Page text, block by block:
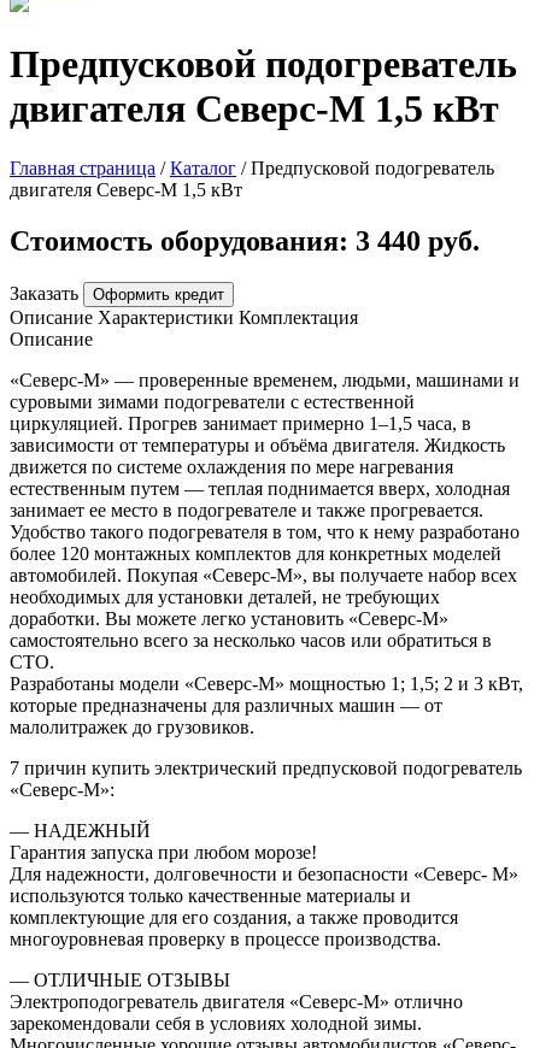
Предпусковой подогреватель
двигателя Северс-М 1,5 кВт
Главная страница / Каталог / Предпусковой подогреватель
двигателя Северс-М 1,5 кВт
Стоимость оборудования: 3 440 руб.
Заказать Оформить кредит
Описание Характеристики Комплектация
Описание
«Северс-М» — проверенные временем, людьми, машинами и
суровыми зимами подогреватели с естественной
циркуляцией. Прогрев занимает примерно 1–1,5 часа, в
зависимости от температуры и объёма двигателя. Жидкость
движется по системе охлаждения по мере нагревания
естественным путем — теплая поднимается вверх, холодная
занимает ее место в подогревателе и также прогревается.
Удобство такого подогревателя в том, что к нему разработано
более 120 монтажных комплектов для конкретных моделей
автомобилей. Покупая «Северс-М», вы получаете набор всех
необходимых для установки деталей, не требующих
доработки. Вы можете легко установить «Северс-М»
самостоятельно всего за несколько часов или обратиться в
СТО.
Разработаны модели «Северс-М» мощностью 1; 1,5; 2 и 3 кВт,
которые предназначены для различных машин — от
малолитражек до грузовиков.
7 причин купить электрический предпусковой подогреватель
«Северс-М»:
— НАДЕЖНЫЙ
Гарантия запуска при любом морозе!
Для надежности, долговечности и безопасности «Северс- М»
используются только качественные материалы и
комплектующие для его создания, а также проводится
многоуровневая проверку в процессе производства.
— ОТЛИЧНЫЕ ОТЗЫВЫ
Электроподогреватель двигателя «Северс-М» отлично
зарекомендовали себя в условиях холодной зимы.